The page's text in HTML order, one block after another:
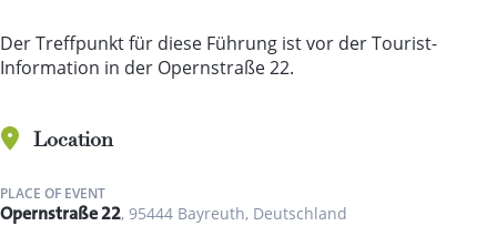
Der Treffpunkt für diese Führung ist vor der Tourist-
Information in der Opernstraße 22.
Location
PLACE OF EVENT
Opernstraße 22, 95444 Bayreuth, Deutschland